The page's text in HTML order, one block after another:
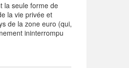
la seule forme de
la vie privée et
de la zone euro (qui,
ininterrompu